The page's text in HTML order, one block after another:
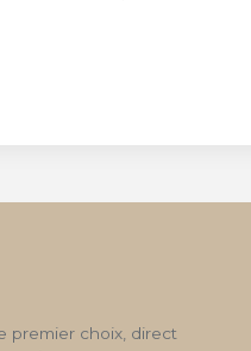
premier choix, direct